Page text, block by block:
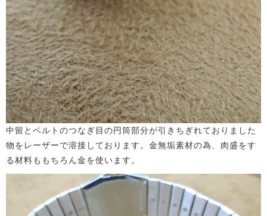
中留とベルトのつなぎ目の円筒部分が引きちぎれておりました
物をレーザーで溶接しております。金無垢素材の為、肉盛をす
る材料ももちろん金を使います。